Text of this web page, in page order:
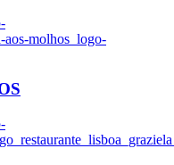
aos-molhos_logo-